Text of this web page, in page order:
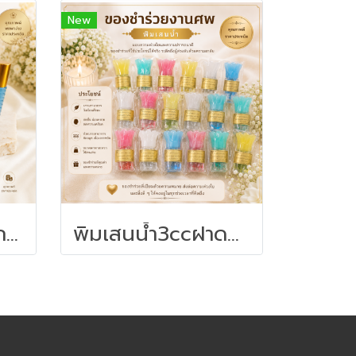
พิมเสนน้ำขวดลูกกลิ้ง 5cc - ของชำร่วยงานศพ
New
พิมเสนน้ำ3ccฝาดอกไม้-ของชำร่วยงานศพ